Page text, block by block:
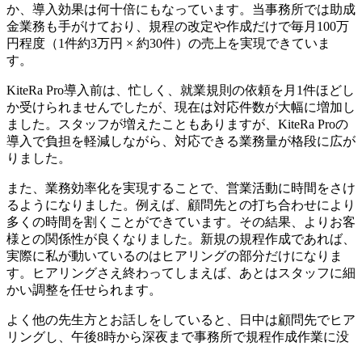
か、 導入効果は何十倍にもなっています。当事務所では助成
金業務も手がけており、 規程の改定や作成だけで毎月100万
円程度（1件約3万円 × 約30件）の売上を実現できていま
す。
KiteRa Pro導入前は、忙しく、就業規則の依頼を月1件ほどし
か受けられませんでしたが、現在は対応件数が大幅に増加し
ました。スタッフが増えたこともありますが、KiteRa Proの
導入で負担を軽減しながら、対応できる業務量が格段に広が
りました。
また、業務効率化を実現することで、営業活動に時間をさけ
るようになりました。例えば、顧問先との打ち合わせにより
多くの時間を割くことができています。その結果、よりお客
様との関係性が良くなりました。新規の規程作成であれば、
実際に私が動いているのはヒアリングの部分だけになりま
す。ヒアリングさえ終わってしまえば、あとはスタッフに細
かい調整を任せられます。
よく他の先生方とお話しをしていると、日中は顧問先でヒア
リングし、午後8時から深夜まで事務所で規程作成作業に没